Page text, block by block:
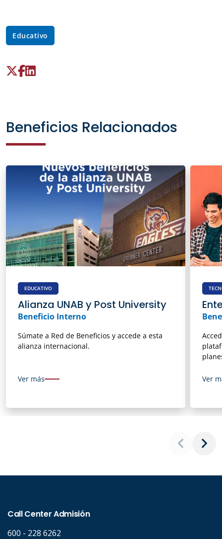
Educativo
Beneficios Relacionados
EDUCATIVO
Alianza UNAB y Post University
Beneficio Interno
Súmate a Red de Beneficios y accede a esta
alianza internacional.
Ver más Ver